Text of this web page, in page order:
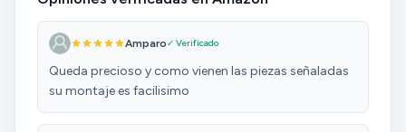
Amparo✓ Verificado
Queda precioso y como vienen las piezas señaladas
su montaje es facilisimo